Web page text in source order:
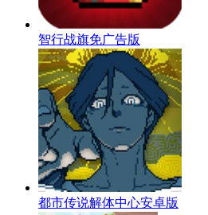
智行战旗免广告版
都市传说解体中心安卓版